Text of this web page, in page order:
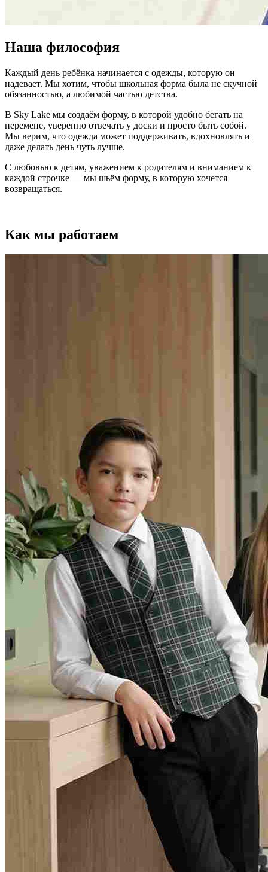
Наша философия
Каждый день ребёнка начинается с одежды, которую он
надевает. Мы хотим, чтобы школьная форма была не скучной
обязанностью, а любимой частью детства.
В Sky Lake мы создаём форму, в которой удобно бегать на
перемене, уверенно отвечать у доски и просто быть собой.
Мы верим, что одежда может поддерживать, вдохновлять и
даже делать день чуть лучше.
С любовью к детям, уважением к родителям и вниманием к
каждой строчке — мы шьём форму, в которую хочется
возвращаться.
Как мы работаем